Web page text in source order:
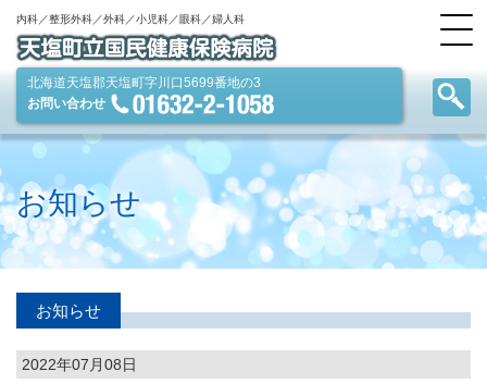
内科／整形外科／外科／小児科／眼科／婦人科
北海道天塩郡天塩町字川口5699番地の3
お問い合わせ
お知らせ
お知らせ
2022年07月08日